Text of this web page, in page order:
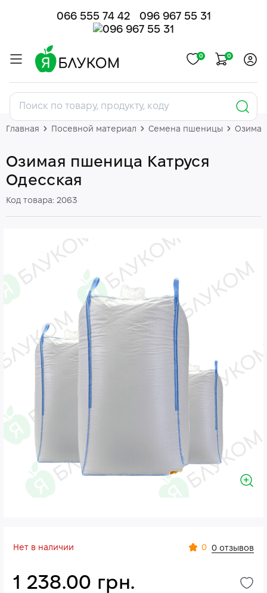
066 555 74 42 096 967 55 31
0 0
Главная Посевной материал Семена пшеницы
Озимая пшеница Катруся
Одесская
Код товара: 2063
Нет в наличии 0 0 отзывов
1 238.00 грн.